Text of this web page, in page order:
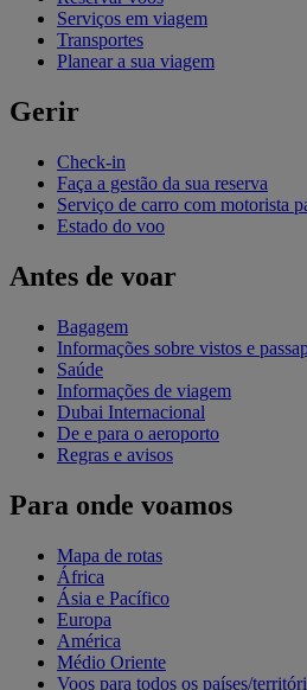
Serviços em viagem
Transportes
Planear a sua viagem
Gerir
Check-in
Faça a gestão da sua reserva
Serviço de carro com motorista
Estado do voo
Antes de voar
Bagagem
Informações sobre vistos e
Saúde
Informações de viagem
Dubai Internacional
De e para o aeroporto
Regras e avisos
Para onde voamos
Mapa de rotas
África
Ásia e Pacífico
Europa
América
Médio Oriente
Voos para todos os países/